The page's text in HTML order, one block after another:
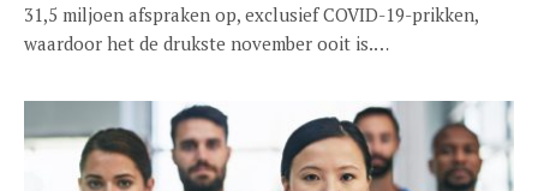
31,5 miljoen afspraken op, exclusief COVID-19-prikken,
waardoor het de drukste november ooit is.…